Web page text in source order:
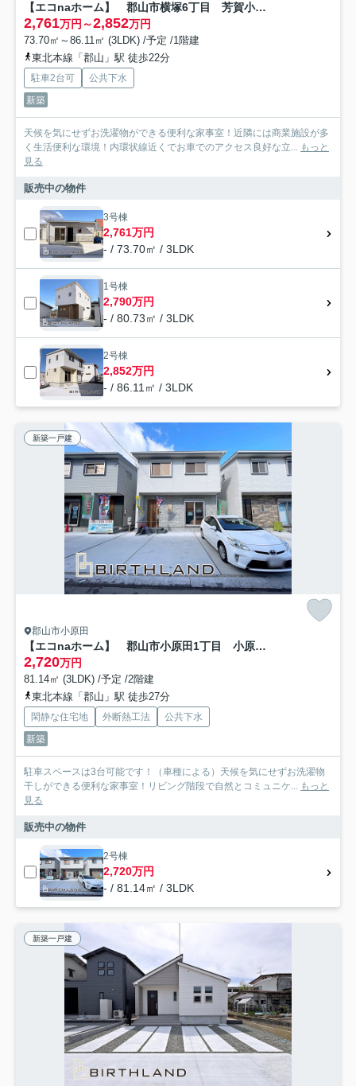
【エコnaホーム】 郡山市横塚6丁目 芳賀小・第四中
2,761万円～2,852万円
73.70㎡～86.11㎡ (3LDK) /予定 /1階建
東北本線「郡山」駅 徒歩22分
駐車2台可
公共下水
新築
天候を気にせずお洗濯物ができる便利な家事室！近隣には商業施設が多
く生活便利な環境！内環状線近くでお車でのアクセス良好な立... もっと
見る
販売中の物件
3号棟
2,761万円
- / 73.70㎡ / 3LDK
1号棟
2,790万円
- / 80.73㎡ / 3LDK
2号棟
2,852万円
- / 86.11㎡ / 3LDK
新築一戸建
郡山市小原田
【エコnaホーム】 郡山市小原田1丁目 小原田小・小原田中
2,720万円
81.14㎡ (3LDK) /予定 /2階建
東北本線「郡山」駅 徒歩27分
閑静な住宅地 外断熱工法
公共下水
新築
駐車スペースは3台可能です！（車種による）天候を気にせずお洗濯物
干しができる便利な家事室！リビング階段で自然とコミュニケ...
もっと
見る
販売中の物件
2号棟
2,720万円
- / 81.14㎡ / 3LDK
新築一戸建